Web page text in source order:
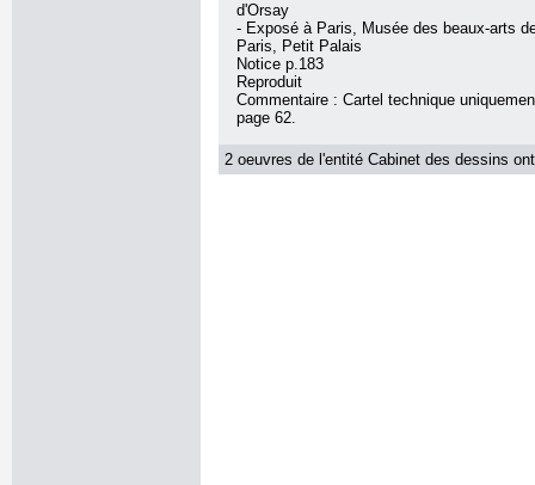
d'Orsay
- Exposé à Paris, Musée des beaux-arts
Paris, Petit Palais
Notice p.183
Reproduit
Commentaire : Cartel technique
page 62.
2 oeuvres de l'entité Cabinet des dessins